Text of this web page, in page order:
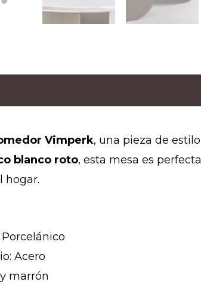
Vimperk, una pieza de estilo
blanco roto, esta mesa es
hogar.
Acero
marrón